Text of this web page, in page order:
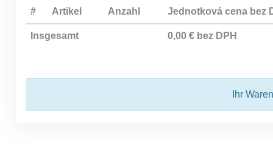
# Artikel Anzahl Jednotková cena bez
Insgesamt 0,00 € bez DPH
Ihr